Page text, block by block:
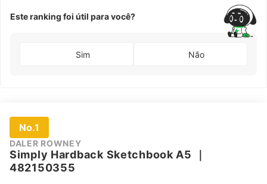
Este ranking foi útil para você?
Sim Não
No.1
DALER ROWNEY
Simply Hardback Sketchbook A5
482150355